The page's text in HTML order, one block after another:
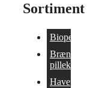
Sortiment
Biopejse
Brænde og
pillekomfurer
Havepejs